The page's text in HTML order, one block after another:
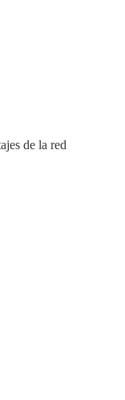
de la red